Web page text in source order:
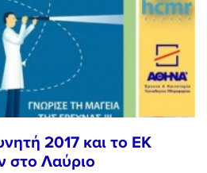
2017 και το ΕΚ
στο Λαύριο